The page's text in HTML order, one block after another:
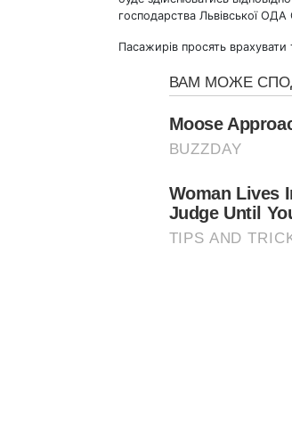
господарства Львівської
Пасажирів просять